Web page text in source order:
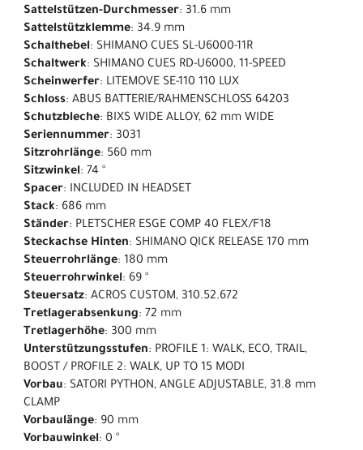
Sattelstützen-Durchmesser: 31.6 mm
Sattelstützklemme: 34.9 mm
Schalthebel: SHIMANO CUES SL-U6000-11R
Schaltwerk: SHIMANO CUES RD-U6000, 11-SPEED
Scheinwerfer: LITEMOVE SE-110 110 LUX
Schloss: ABUS BATTERIE/RAHMENSCHLOSS 64203
Schutzbleche: BIXS WIDE ALLOY, 62 mm WIDE
Seriennummer: 3031
Sitzrohrlänge: 560 mm
Sitzwinkel: 74 °
Spacer: INCLUDED IN HEADSET
Stack: 686 mm
Ständer: PLETSCHER ESGE COMP 40 FLEX/F18
Steckachse Hinten: SHIMANO QICK RELEASE 170 mm
Steuerrohrlänge: 180 mm
Steuerrohrwinkel: 69 °
Steuersatz: ACROS CUSTOM, 310.52.672
Tretlagerabsenkung: 72 mm
Tretlagerhöhe: 300 mm
Unterstützungsstufen: PROFILE 1: WALK, ECO, TRAIL,
BOOST / PROFILE 2: WALK, UP TO 15 MODI
Vorbau: SATORI PYTHON, ANGLE ADJUSTABLE, 31.8 mm
CLAMP
Vorbaulänge: 90 mm
Vorbauwinkel: 0 °